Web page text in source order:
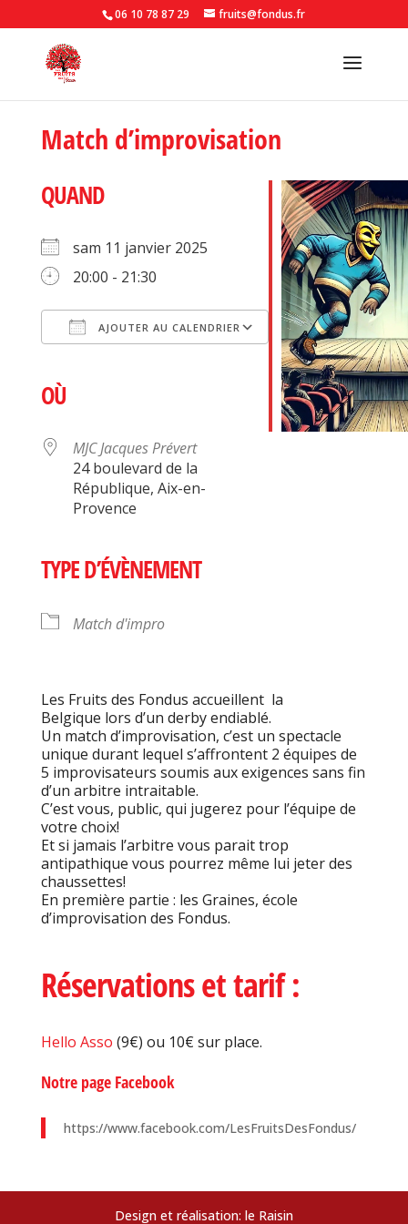
06 10 78 87 29 fruits@fondus.fr
Match d’improvisation
QUAND
sam 11 janvier 2025
20:00 - 21:30
AJOUTER AU CALENDRIER
Outlook Live
OÙ
MJC Jacques Prévert
24 boulevard de la
République, Aix-en-
Provence
TYPE D’ÉVÈNEMENT
Match d'impro
Les Fruits des Fondus accueillent la
Belgique lors d’un derby endiablé.
Un match d’improvisation, c’est un spectacle
unique durant lequel s’affrontent 2 équipes de
5 improvisateurs soumis aux exigences sans fin
d’un arbitre intraitable.
C’est vous, public, qui jugerez pour l’équipe de
votre choix!
Et si jamais l’arbitre vous parait trop
antipathique vous pourrez même lui jeter des
chaussettes!
En première partie : les Graines, école
d’improvisation des Fondus.
Réservations et tarif :
Hello Asso (9€) ou 10€ sur place.
Notre page Facebook
https://www.facebook.com/LesFruitsDesFondus/
Design et réalisation: le Raisin